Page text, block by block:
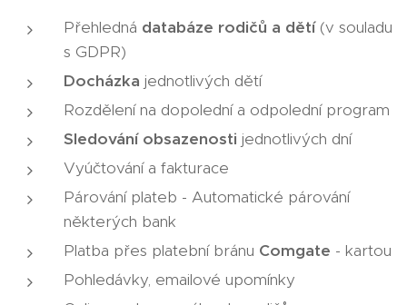
Přehledná databáze rodičů a dětí (v souladu
s GDPR)
Docházka jednotlivých dětí
Rozdělení na dopolední a odpolední program
Sledování obsazenosti jednotlivých dní
Vyúčtování a fakturace
Párování plateb - Automatické párování
některých bank
Platba přes platební bránu Comgate - kartou
Pohledávky, emailové upomínky